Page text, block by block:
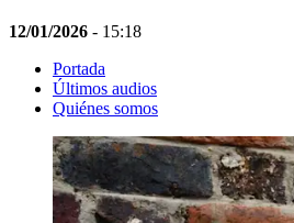
12/01/2026 - 15:18
Portada
Últimos audios
Quiénes somos